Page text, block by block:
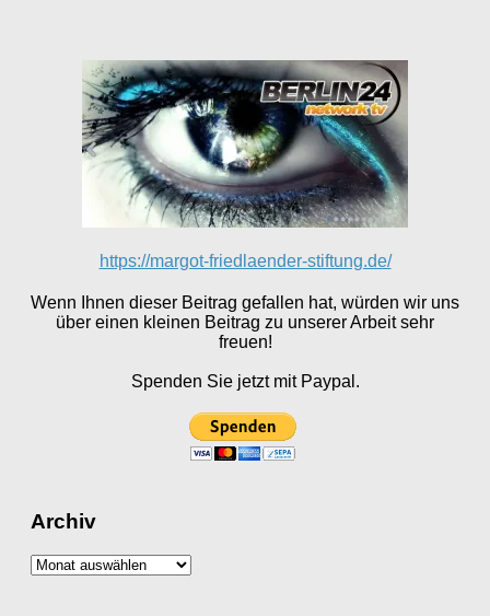
https://margot-friedlaender-stiftung.de/
Wenn Ihnen dieser Beitrag gefallen hat, würden wir uns
über einen kleinen Beitrag zu unserer Arbeit sehr
freuen!
Spenden Sie jetzt mit Paypal.
Archiv
Archiv